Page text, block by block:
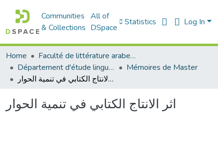
Communities
& Collections
All of
DSpace
Statistics Log In
Home
Faculté de littérature arabe et des arts
Département d'étude linguistique
Mémoires de Master
اثر الانتاج الكتابي في تنمية الحوار
اثر الانتاج الكتابي في تنمية الحوار